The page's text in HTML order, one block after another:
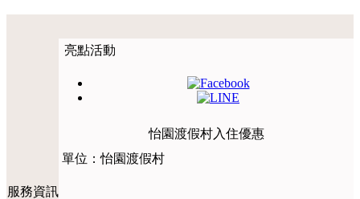
服務資訊
亮點活動
怡園渡假村入住優惠
單位：怡園渡假村